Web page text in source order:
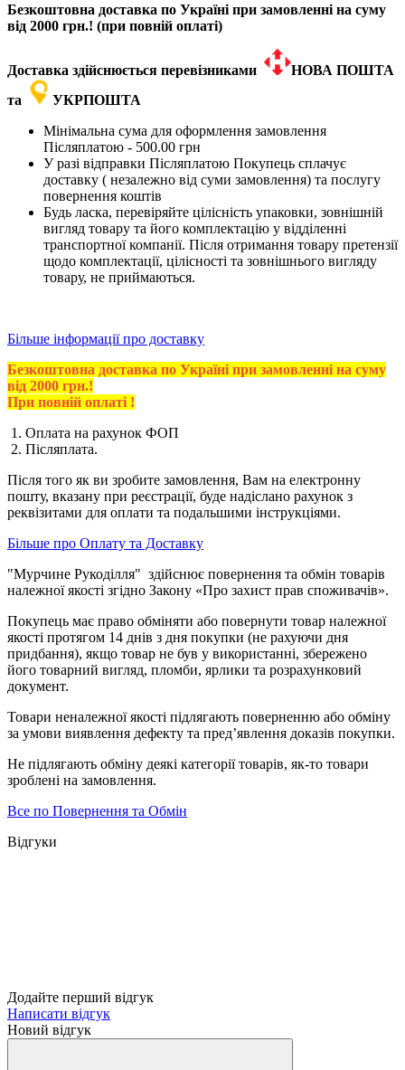
Безкоштовна доставка по Україні при замовленні на суму
від 2000 грн.! (при повній оплаті)
Доставка здійснюється перевізниками
НОВА ПОШТА
та
УКРПОШТА
Мінімальна сума для оформлення замовлення
Післяплатою - 500.00 грн
У разі відправки Післяплатою Покупець сплачує
доставку ( незалежно від суми замовлення) та послугу
повернення коштів
Будь ласка, перевіряйте цілісність упаковки, зовнішній
вигляд товару та його комплектацію у відділенні
транспортної компанії. Після отримання товару претензії
щодо комплектації, цілісності та зовнішнього вигляду
товару, не приймаються.
Більше інформації про доставку
Безкоштовна доставка по Україні при замовленні на суму
від 2000 грн.!
При повній оплаті !
1. Оплата на рахунок ФОП
2. Післяплата.
Після того як ви зробите замовлення, Вам на електронну
пошту, вказану при реєстрації, буде надіслано рахунок з
реквізитами для оплати та подальшими інструкціями.
Більше про Оплату та Доставку
"Мурчине Рукоділля" здійснює повернення та обмін товарів
належної якості згідно Закону «Про захист прав споживачів».
Покупець має право обміняти або повернути товар належної
якості протягом 14 днів з дня покупки (не рахуючи дня
придбання), якщо товар не був у використанні, збережено
його товарний вигляд, пломби, ярлики та розрахунковий
документ.
Товари неналежної якості підлягають поверненню або обміну
за умови виявлення дефекту та пред’явлення доказів покупки.
Не підлягають обміну деякі категорії товарів, як-то товари
зроблені на замовлення.
Все по Повернення та Обмін
Відгуки
Додайте перший відгук
Написати відгук
Новий відгук